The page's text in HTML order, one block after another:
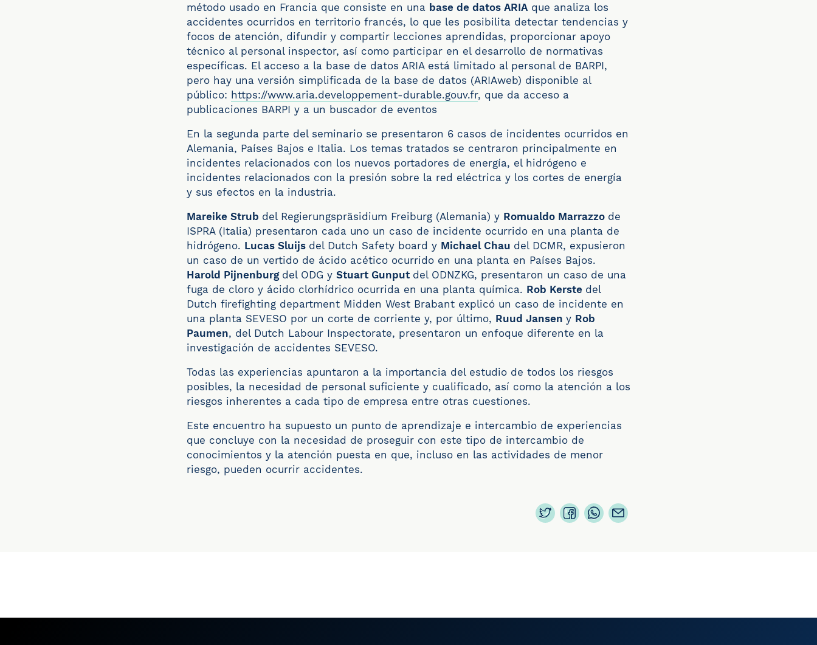
método usado en Francia que consiste en una base de datos ARIA que analiza los
accidentes ocurridos en territorio francés, lo que les posibilita detectar tendencias y
focos de atención, difundir y compartir lecciones aprendidas, proporcionar apoyo
técnico al personal inspector, así como participar en el desarrollo de normativas
específicas. El acceso a la base de datos ARIA está limitado al personal de BARPI,
pero hay una versión simplificada de la base de datos (ARIAweb) disponible al
público: https://www.aria.developpement-durable.gouv.fr, que da acceso a
publicaciones BARPI y a un buscador de eventos
En la segunda parte del seminario se presentaron 6 casos de incidentes ocurridos en
Alemania, Países Bajos e Italia. Los temas tratados se centraron principalmente en
incidentes relacionados con los nuevos portadores de energía, el hidrógeno e
incidentes relacionados con la presión sobre la red eléctrica y los cortes de energía
y sus efectos en la industria.
Mareike Strub del Regierungspräsidium Freiburg (Alemania) y Romualdo Marrazzo de
ISPRA (Italia) presentaron cada uno un caso de incidente ocurrido en una planta de
hidrógeno. Lucas Sluijs del Dutch Safety board y Michael Chau del DCMR, expusieron
un caso de un vertido de ácido acético ocurrido en una planta en Países Bajos.
Harold Pijnenburg del ODG y Stuart Gunput del ODNZKG, presentaron un caso de una
fuga de cloro y ácido clorhídrico ocurrida en una planta química. Rob Kerste del
Dutch firefighting department Midden West Brabant explicó un caso de incidente en
una planta SEVESO por un corte de corriente y, por último, Ruud Jansen y Rob
Paumen, del Dutch Labour Inspectorate, presentaron un enfoque diferente en la
investigación de accidentes SEVESO.
Todas las experiencias apuntaron a la importancia del estudio de todos los riesgos
posibles, la necesidad de personal suficiente y cualificado, así como la atención a los
riesgos inherentes a cada tipo de empresa entre otras cuestiones.
Este encuentro ha supuesto un punto de aprendizaje e intercambio de experiencias
que concluye con la necesidad de proseguir con este tipo de intercambio de
conocimientos y la atención puesta en que, incluso en las actividades de menor
riesgo, pueden ocurrir accidentes.